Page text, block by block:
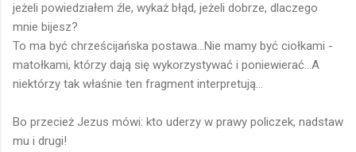
jeżeli powiedziałem źle, wykaż błąd, jeżeli dobrze, dlaczego
mnie bijesz?
To ma być chrześcijańska postawa...Nie mamy być ciołkami -
matołkami, którzy dają się wykorzystywać i poniewierać...A
niektórzy tak właśnie ten fragment interpretują...
Bo przecież Jezus mówi: kto uderzy w prawy policzek, nadstaw
mu i drugi!